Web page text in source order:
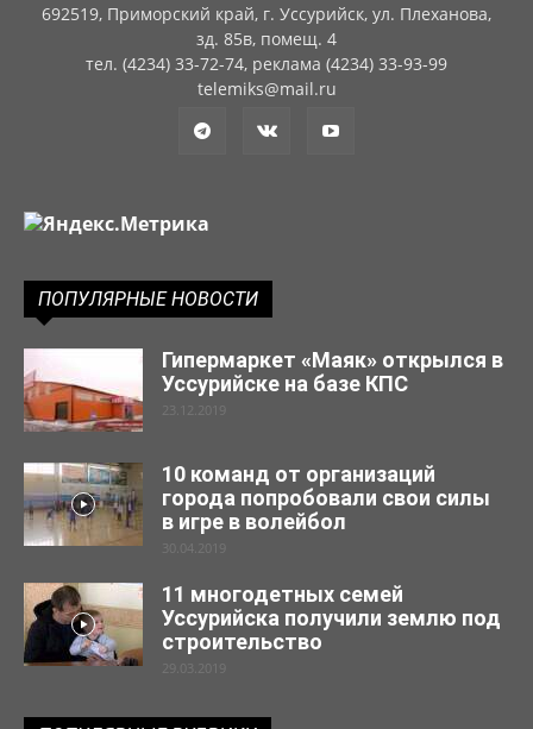
692519, Приморский край, г. Уссурийск, ул. Плеханова,
зд. 85в, помещ. 4
тел. (4234) 33-72-74, реклама (4234) 33-93-99
telemiks@mail.ru
ПОПУЛЯРНЫЕ НОВОСТИ
Гипермаркет «Маяк» открылся в
Уссурийске на базе КПС
23.12.2019
10 команд от организаций
города попробовали свои силы
в игре в волейбол
30.04.2019
11 многодетных семей
Уссурийска получили землю под
строительство
29.03.2019